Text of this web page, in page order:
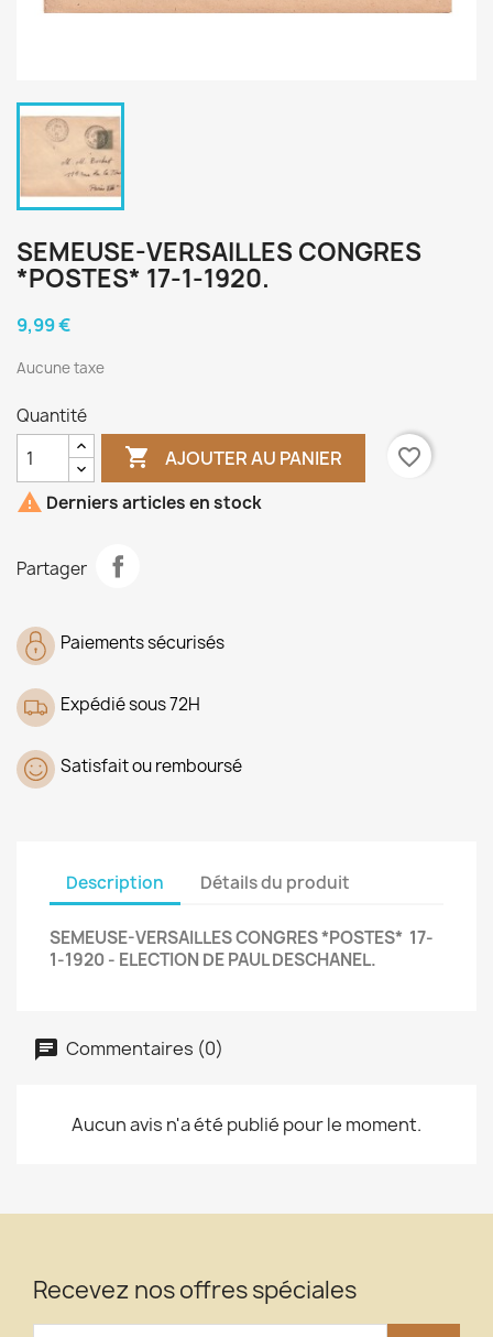
SEMEUSE-VERSAILLES CONGRES
*POSTES* 17-1-1920.
9,99 €
Aucune taxe
Quantité
 AJOUTER AU PANIER
favorite_border
 Derniers articles en stock
Partager
Paiements sécurisés
Expédié sous 72H
Satisfait ou remboursé
Description Détails du produit
SEMEUSE-VERSAILLES CONGRES *POSTES* 17-
1-1920 - ELECTION DE PAUL DESCHANEL.
Commentaires (0)
Aucun avis n'a été publié pour le moment.
Recevez nos offres spéciales